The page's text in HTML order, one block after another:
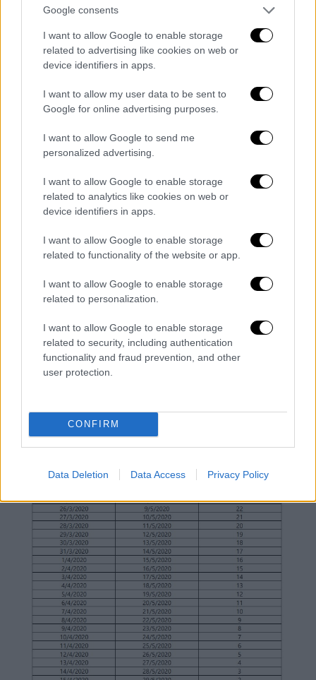
Google consents
I want to allow Google to enable storage
related to advertising like cookies on web or
device identifiers in apps.
I want to allow my user data to be sent to
Google for online advertising purposes.
I want to allow Google to send me
personalized advertising.
I want to allow Google to enable storage
related to analytics like cookies on web or
device identifiers in apps.
I want to allow Google to enable storage
related to functionality of the website or app.
I want to allow Google to enable storage
related to personalization.
I want to allow Google to enable storage
related to security, including authentication
functionality and fraud prevention, and other
user protection.
CONFIRM
Data Deletion Data Access Privacy Policy
υπερβαίνουν το ποσοστό αυτό. Σε
περίπτωση κατά την οποία από τον
υπολογισμό του ανωτέρω ποσοστού
προκύπτειδεκαδικός αριθμός 0,50
γίνεται στρογγυλοποίηση προς τα πάνω. Σε
περίπτωση επιχείρησης-εργοδότη με έναν
αναστολή, αυτή μπορεί να παραταθεί.
παραγράφου 1 μπορούν να εφαρμόζουντο
μέτρο της παράτασης της αναστολής των
σταδιακά, για διαφορετικό αριθμό
εργαζομένων και μέχρι του ποσοστού 60%
αυτώνανά Υπεύθυνη Δήλωση της
επιχείρησης – εργοδότη στο ΠΣ «ΕΡΓΑΝΗ».
συμβάσεων εργασίας εξαρτάται από το
χρόνο που λήγει η εκάστοτε αναστολή
συμβάσης εργασίας ως αναλύεται